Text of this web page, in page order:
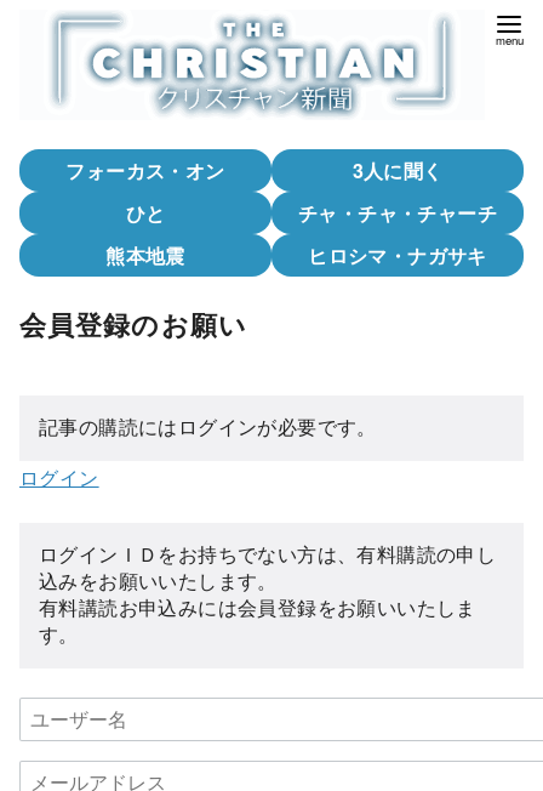
フォーカス・オン
3人に聞く
ひと
チャ・チャ・チャーチ
熊本地震
ヒロシマ・ナガサキ
会員登録のお願い
記事の購読にはログインが必要です。
ログイン
ログインＩＤをお持ちでない方は、有料購読の申し
込みをお願いいたします。
有料講読お申込みには会員登録をお願いいたしま
す。